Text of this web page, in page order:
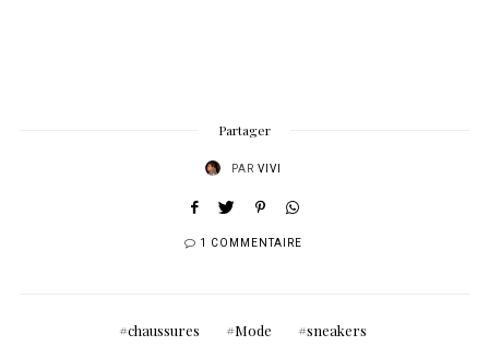
Partager
PAR VIVI
1 COMMENTAIRE
chaussures Mode sneakers